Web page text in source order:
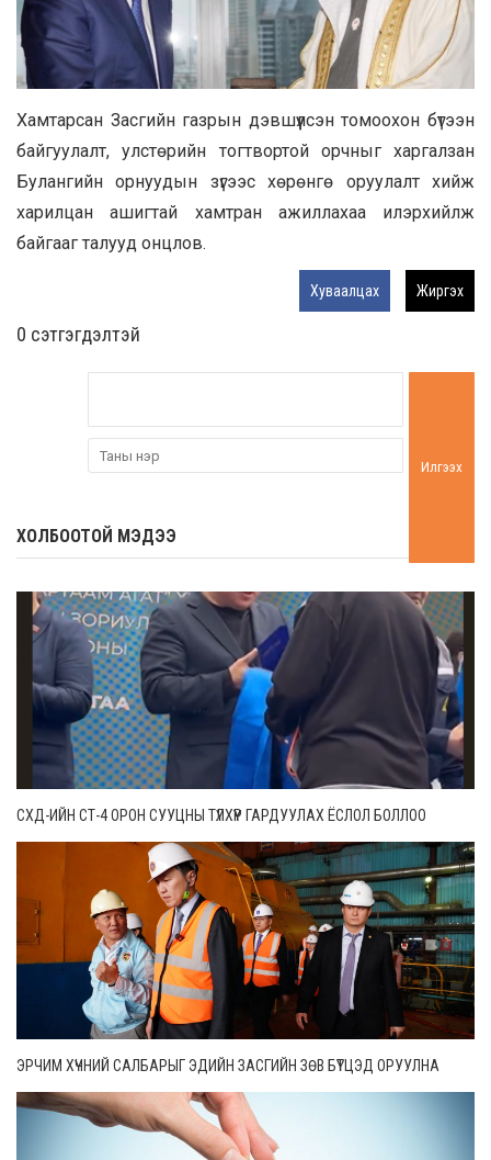
Хамтарсан Засгийн газрын дэвшүүлсэн томоохон бүтээн
байгуулалт, улстөрийн тогтвортой орчныг харгалзан
Булангийн орнуудын зүгээс хөрөнгө оруулалт хийж
харилцан ашигтай хамтран ажиллахаа илэрхийлж
байгааг талууд онцлов.
Хуваалцах Жиргэх
0 cэтгэгдэлтэй
Илгээх
ХОЛБООТОЙ МЭДЭЭ
СХД-ИЙН СТ-4 ОРОН СУУЦНЫ ТҮЛХҮҮР ГАРДУУЛАХ ЁСЛОЛ БОЛЛОО
ЭРЧИМ ХҮЧНИЙ САЛБАРЫГ ЭДИЙН ЗАСГИЙН ЗӨВ БҮТЦЭД ОРУУЛНА